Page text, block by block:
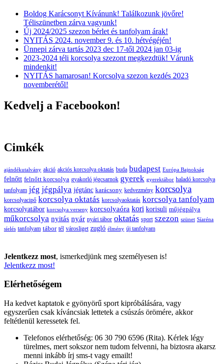
Boldog Karácsonyt Kívánunk! Találkozunk jövőre!
Téliszünetben zárva vagyunk!
Új 2024/2025 szezon bérlet és tanfolyam árak!
NYITÁS 2024. november 9. és 10. hétvégéjén!
Ünnepi zárva tartás 2023 dec 17-től 2024 jan 03-ig
2023-2024 téli korcsolya szezont megkezdtük! Várunk
mindenkit!
NYITÁS hamarosan! Korcsolya szezon kezdés 2023
novemberétől!
Kedvelj a Facebookon!
Cimkék
ajándékutalvány akció akciós korcsolya oktatás buda budapest Európa Bajnokság
felnőtt felnőtt korcsolya gyakorló jégcsarnok gyerek gyerektábor haladó korcsolya
tanfolyam jég jégpálya jégtánc karácsony kedvezmény korcsolya
korcsolyacipő korcsolya oktatás korcsolyaoktatás korcsolya tanfolyam
korcsolyatábor korcsolya verseny korcsolyaóra kori korisuli műjégpálya
műkorcsolya nyitás nyár nyári tábor oktatás sport szezon szünet Síaréna
síelés tanfolyam tábor tél városliget zugló élmény új tanfolyam
Jelentkezz most, ismerkedjünk meg személyesen is!
Jelentkezz most!
Elérhetőségem
Ha kedvet kaptatok e gyönyörű sport kipróbálására, vagy
egyszerűen csak kíváncsiak lettetek a csúszás örömére, akkor
feltétlenül keressetek fel.
Telefonos elérhetőség: 06 30 790 6596 (Rita). Kérlek légy
türelmes, mert sokszor nem tudom felvenni, ha biztosra akarsz
menni inkább írj sms-t vagy emailt!